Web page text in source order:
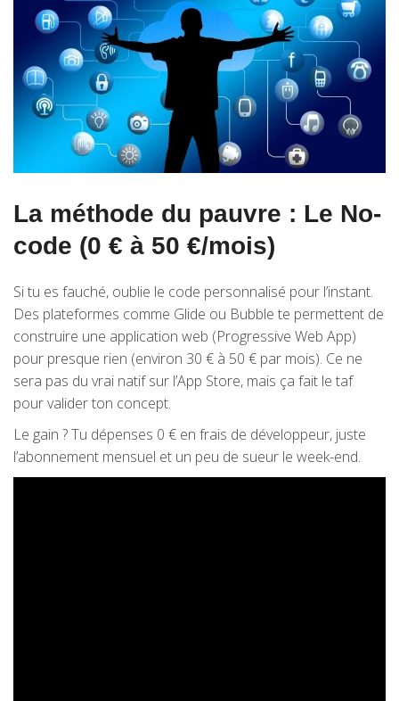
La méthode du pauvre : Le No-
code (0 € à 50 €/mois)
Si tu es fauché, oublie le code personnalisé pour l’instant.
Des plateformes comme Glide ou Bubble te permettent de
construire une application web (Progressive Web App)
pour presque rien (environ 30 € à 50 € par mois). Ce ne
sera pas du vrai natif sur l’App Store, mais ça fait le taf
pour valider ton concept.
Le gain ? Tu dépenses 0 € en frais de développeur, juste
l’abonnement mensuel et un peu de sueur le week-end.